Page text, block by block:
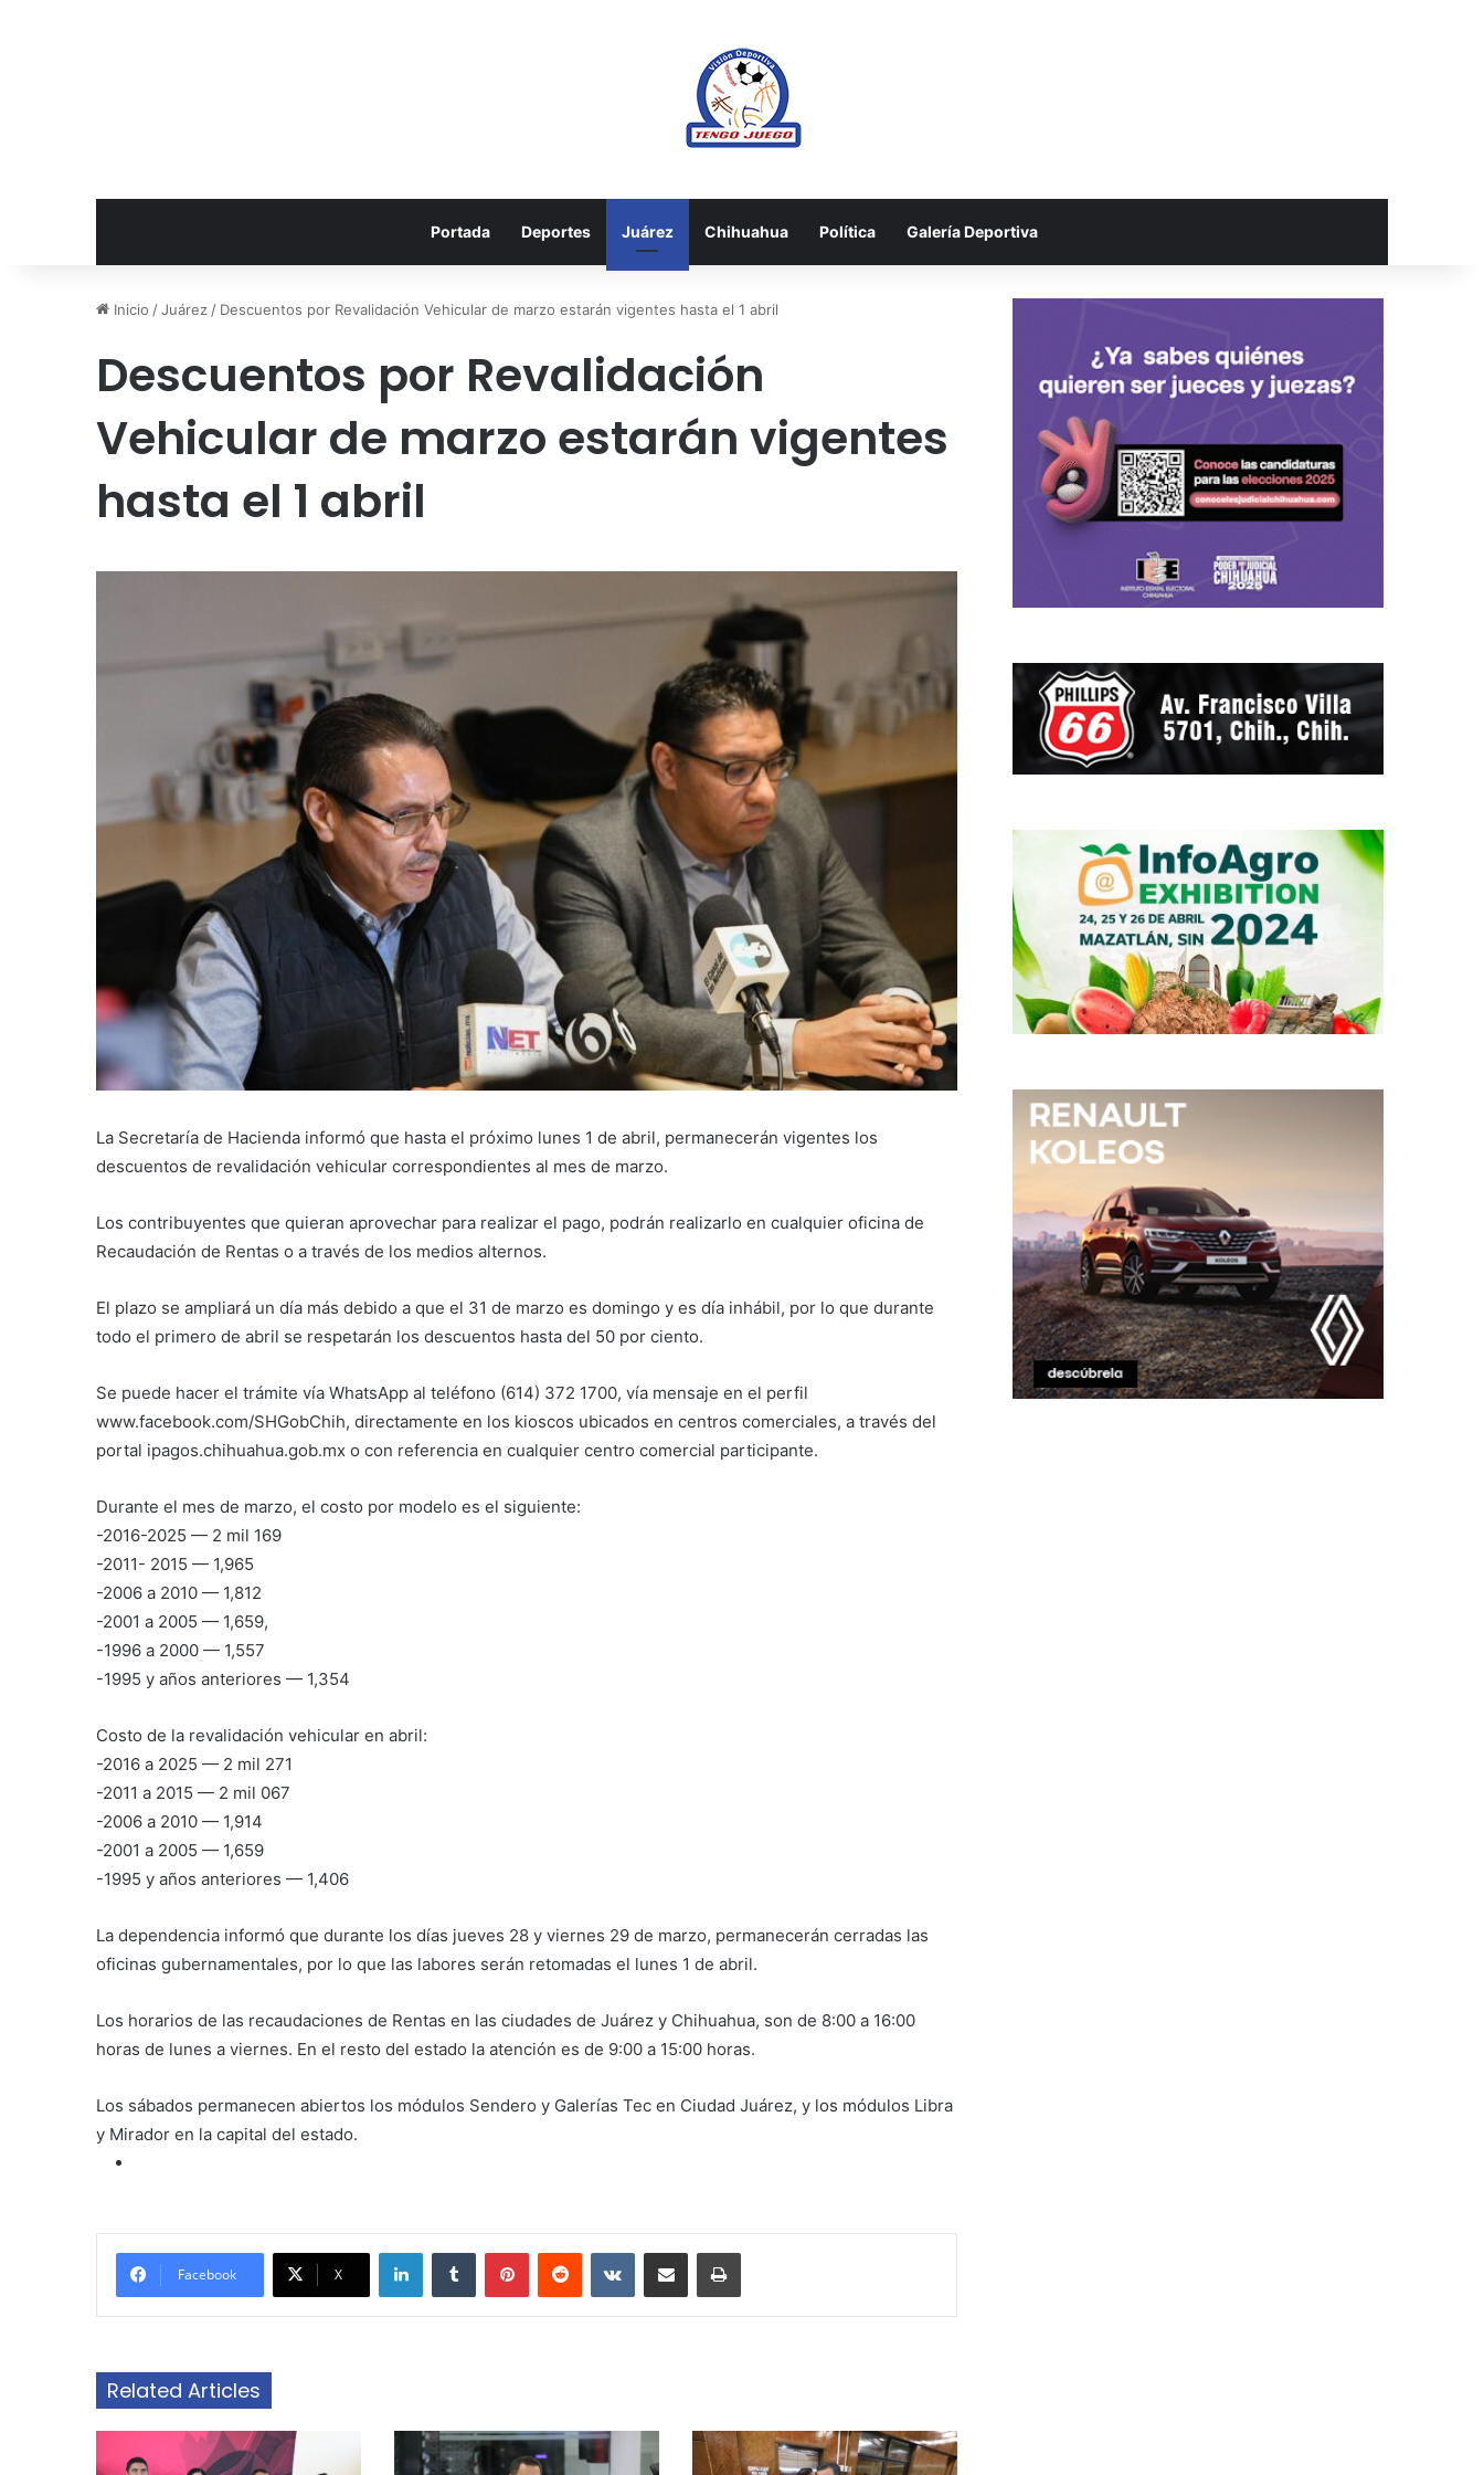
Portada Deportes Juárez Chihuahua Política Galería Deportiva
Inicio /Juárez / Descuentos por Revalidación Vehicular de marzo estarán vigentes hasta el 1 abril
Descuentos por Revalidación
Vehicular de marzo estarán vigentes
hasta el 1 abril
La Secretaría de Hacienda informó que hasta el próximo lunes 1 de abril, permanecerán vigentes los
descuentos de revalidación vehicular correspondientes al mes de marzo.
Los contribuyentes que quieran aprovechar para realizar el pago, podrán realizarlo en cualquier oficina de
Recaudación de Rentas o a través de los medios alternos.
El plazo se ampliará un día más debido a que el 31 de marzo es domingo y es día inhábil, por lo que durante
todo el primero de abril se respetarán los descuentos hasta del 50 por ciento.
Se puede hacer el trámite vía WhatsApp al teléfono (614) 372 1700, vía mensaje en el perfil
www.facebook.com/SHGobChih, directamente en los kioscos ubicados en centros comerciales, a través del
portal ipagos.chihuahua.gob.mx o con referencia en cualquier centro comercial participante.
Durante el mes de marzo, el costo por modelo es el siguiente:
-2016-2025 — 2 mil 169
-2011- 2015 — 1,965
-2006 a 2010 — 1,812
-2001 a 2005 — 1,659,
-1996 a 2000 — 1,557
-1995 y años anteriores — 1,354
Costo de la revalidación vehicular en abril:
-2016 a 2025 — 2 mil 271
-2011 a 2015 — 2 mil 067
-2006 a 2010 — 1,914
-2001 a 2005 — 1,659
-1995 y años anteriores — 1,406
La dependencia informó que durante los días jueves 28 y viernes 29 de marzo, permanecerán cerradas las
oficinas gubernamentales, por lo que las labores serán retomadas el lunes 1 de abril.
Los horarios de las recaudaciones de Rentas en las ciudades de Juárez y Chihuahua, son de 8:00 a 16:00
horas de lunes a viernes. En el resto del estado la atención es de 9:00 a 15:00 horas.
Los sábados permanecen abiertos los módulos Sendero y Galerías Tec en Ciudad Juárez, y los módulos Libra
y Mirador en la capital del estado.
Facebook X
LinkedInTumblr PinterestReddit VKontakteShare via Email Print
Related Articles